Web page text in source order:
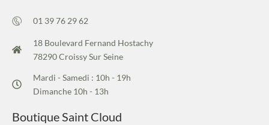
01 39 76 29 62
18 Boulevard Fernand Hostachy
78290 Croissy Sur Seine
Mardi - Samedi : 10h - 19h
Dimanche 10h - 13h
Boutique Saint Cloud